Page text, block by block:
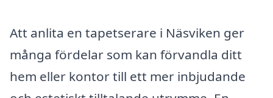
Att anlita en tapetserare i Näsviken ger
många fördelar som kan förvandla ditt
hem eller kontor till ett mer inbjudande